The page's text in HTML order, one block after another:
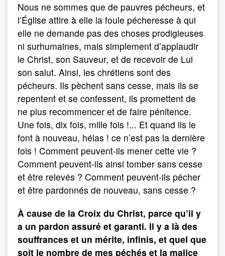
Nous ne sommes que de pauvres pécheurs, et
l’Église attire à elle la foule pécheresse à qui
elle ne demande pas des choses prodigieuses
ni surhumaines, mais simplement d’applaudir
le Christ, son Sauveur, et de recevoir de Lui
son salut. Ainsi, les chrétiens sont des
pécheurs. Ils pèchent sans cesse, mais ils se
repentent et se confessent, ils promettent de
ne plus recommencer et de faire pénitence.
Une fois, dix fois, mille fois !... Et quand ils le
font à nouveau, hélas ! ce n’est pas la dernière
fois ! Comment peuvent-ils mener cette vie ?
Comment peuvent-ils ainsi tomber sans cesse
et être relevés ? Comment peuvent-ils pécher
et être pardonnés de nouveau, sans cesse ?
À cause de la Croix du Christ, parce qu’il y
a un pardon assuré et garanti. Il y a là des
souffrances et un mérite, infinis, et quel que
soit le nombre de mes péchés et la malice